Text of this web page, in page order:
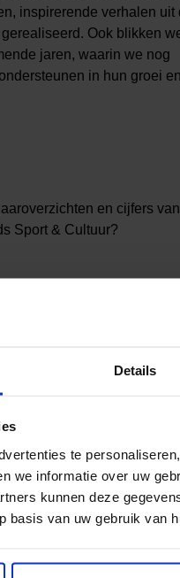
Details
te
we informatie over uw
kunnen deze
basis van uw gebruik van
inspirerende verhalen uit
Ook blikken
jaren, waarin we nog
in hun groei en
en cijfers van
Sport & Cultuur?